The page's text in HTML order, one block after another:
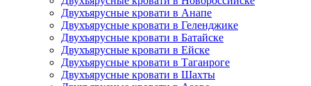
Двухъярусные кровати в Анапе
Двухъярусные кровати в Геленджике
Двухъярусные кровати в Батайске
Двухъярусные кровати в Ейске
Двухъярусные кровати в Таганроге
Двухъярусные кровати в Шахты